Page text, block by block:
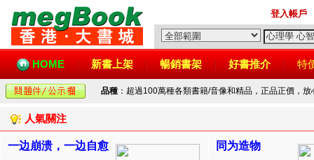
登入帳戶
HOME 新書上架 暢銷書架 好書推介 特
品種 ：超過100萬種各類書籍/音像和精品，正品正價，
人氣關注
一边崩溃，一边自愈 同为造物